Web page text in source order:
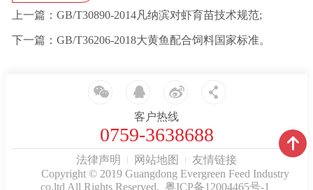
上一篇：GB/T30890-2014凡纳滨对虾育苗技术规范;
下一篇：GB/T36206-2018大黄鱼配合饲料国家标准。
客户热线
0759-3638688
法律声明 网站地图
友情链接
Copyright © 2019 Guangdong Evergreen Feed Industry
co,ltd All Rights Reserved. 粤ICP备12004465号-1